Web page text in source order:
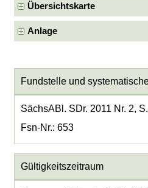
Übersichtskarte
Anlage
Fundstelle und
SächsABl. SDr. 2011 Nr. 2,
Fsn-Nr.: 653
Gültigkeitszeitraum